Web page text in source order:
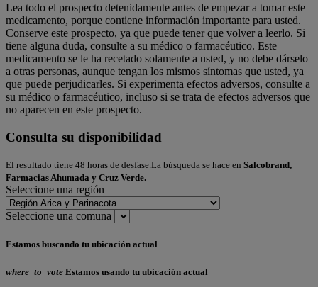
Lea todo el prospecto detenidamente antes de empezar a tomar este
medicamento, porque contiene información importante para usted.
Conserve este prospecto, ya que puede tener que volver a leerlo. Si
tiene alguna duda, consulte a su médico o farmacéutico. Este
medicamento se le ha recetado solamente a usted, y no debe dárselo
a otras personas, aunque tengan los mismos síntomas que usted, ya
que puede perjudicarles. Si experimenta efectos adversos, consulte a
su médico o farmacéutico, incluso si se trata de efectos adversos que
no aparecen en este prospecto.
Consulta su disponibilidad
El resultado tiene 48 horas de desfase.La búsqueda se hace en Salcobrand,
Farmacias Ahumada y Cruz Verde.
Seleccione una región
Seleccione una comuna
Estamos buscando tu ubicación actual
where_to_vote Estamos usando tu ubicación actual